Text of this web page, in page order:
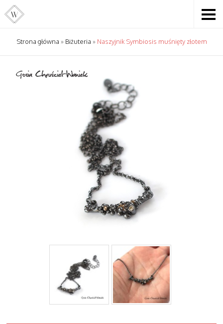
Strona główna » Biżuteria » Naszyjnik Symbiosis muśnięty złotem